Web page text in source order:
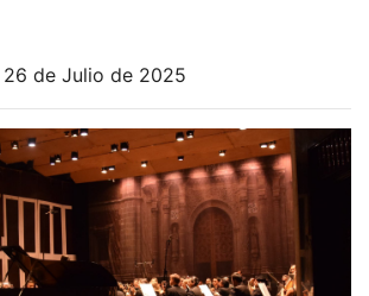
26 de Julio de 2025